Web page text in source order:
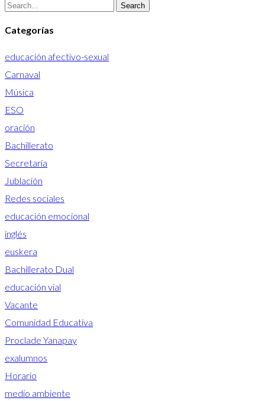
Search
Categorías
educación afectivo-sexual
Carnaval
Música
ESO
oración
Bachillerato
Secretaría
Jublación
Redes sociales
educación emocional
inglés
euskera
Bachillerato Dual
educación vial
Vacante
Comunidad Educativa
Proclade Yanapay
exalumnos
Horario
medio ambiente